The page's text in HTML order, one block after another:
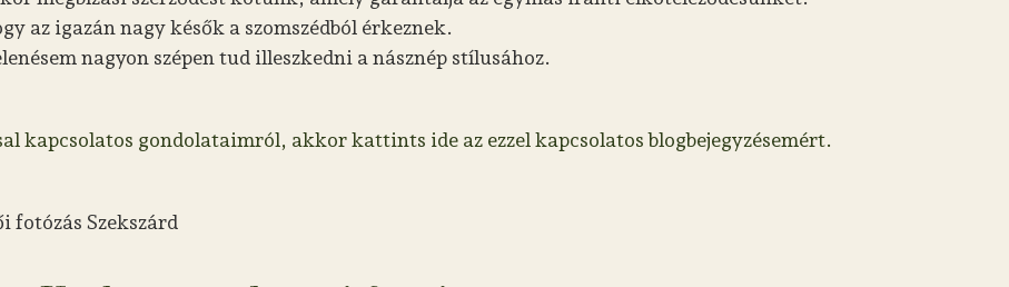
az igazán nagy késők a szomszédból érkeznek.
nagyon szépen tud illeszkedni a násznép stílusához.
kapcsolatos gondolataimról, akkor kattints ide az ezzel kapcsolatos blogbejegyzésemért.
fotózás Szekszárd